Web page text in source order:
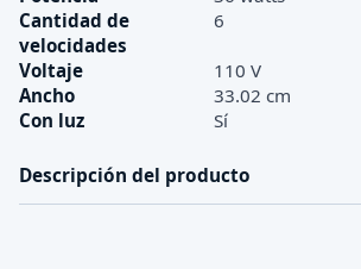
Cantidad de
velocidades
6
Voltaje
110 V
Ancho
33.02 cm
Con luz
Sí
Descripción del producto